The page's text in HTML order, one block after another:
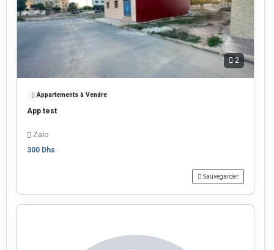
2
Appartements à Vendre
App test
Zaïo
300 Dhs
Sauvegarder